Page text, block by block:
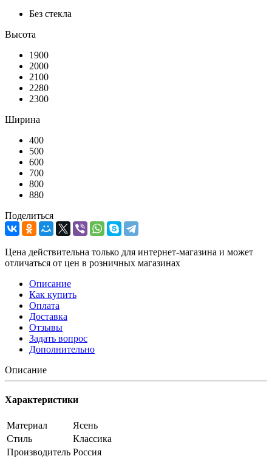
Без стекла
Высота
1900
2000
2100
2280
2300
Ширина
400
500
600
700
800
880
Поделиться
Цена действительна только для интернет-магазина и может
отличаться от цен в розничных магазинах
Описание
Как купить
Оплата
Доставка
Отзывы
Задать вопрос
Дополнительно
Описание
Характеристики
Материал
Ясень
Стиль
Классика
Производитель Россия